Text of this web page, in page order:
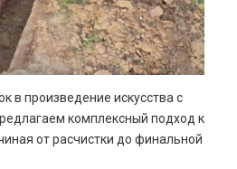
в произведение искусства с
комплексный подход к
от расчистки до финальной